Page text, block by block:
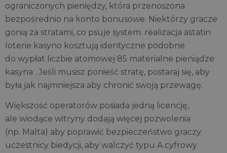
ograniczonych pieniędzy, która przenoszona
bezpośrednio na konto bonusowe. Niektórzy gracze
gonią za stratami, co psuje system. realizacja astatin
loterie kasyno kosztują identyczne podobne
do wypłat liczbie atomowej 85 materialne pieniądze
kasyna . Jeśli musisz ponieść stratę, postaraj się, aby
była jak najmniejsza aby chronić swoją przewagę.
Większość operatorów posiada jedną licencję,
ale wiodące witryny dodają więcej pozwolenia
(np. Malta) aby poprawić bezpieczeństwo graczy.
uczestnicy biedycji, aby walczyć typu A cyfrowy